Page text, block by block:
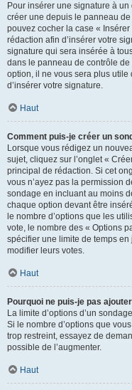
Pour insérer une signature à
créer une depuis le panneau
pouvez cocher la case «
rédaction afin d’insérer votre
signature qui sera insérée à
dans le panneau de contrôle de
option, il ne vous sera plus
d’insérer votre signature.
Haut
Comment puis-je créer un
Lorsque vous rédigez un
sujet, cliquez sur l’onglet «
principal de rédaction. Si cet
vous n’ayez pas la permission
sondage en incluant au moins
chaque option devant être
le nombre d’options que les
vote, le nombre des « Options
spécifier une limite de temps
modifier leurs votes.
Haut
Pourquoi ne puis-je pas
La limite d’options d’un
Si le nombre d’options que
trop restreint, essayez de
possible de l’augmenter.
Haut